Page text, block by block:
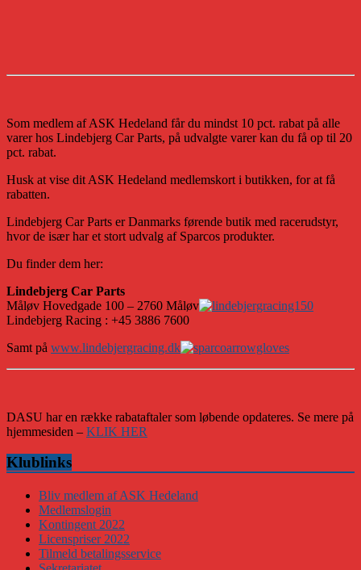
Som medlem af ASK Hedeland får du mindst 10 pct. rabat på alle
varer hos Lindebjerg Car Parts, på udvalgte varer kan du få op til 20
pct. rabat.
Husk at vise dit ASK Hedeland medlemskort i butikken, for at få
rabatten.
Lindebjerg Car Parts er Danmarks førende butik med racerudstyr,
hvor de især har et stort udvalg af Sparcos produkter.
Du finder dem her:
Lindebjerg Car Parts
Måløv Hovedgade 100 – 2760 Måløv
Lindebjerg Racing : +45 3886 7600
Samt på www.lindebjergracing.dk
DASU har en række rabataftaler som løbende opdateres. Se mere på
hjemmesiden – KLIK HER
Klublinks
Bliv medlem af ASK Hedeland
Medlemslogin
Kontingent 2022
Licenspriser 2022
Tilmeld betalingsservice